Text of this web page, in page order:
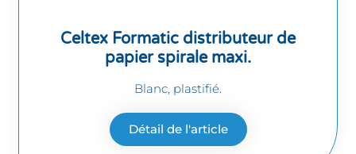
Celtex Formatic distributeur de
papier spirale maxi.
Blanc, plastifié.
Détail de l'article